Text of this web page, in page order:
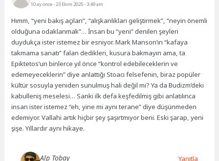
10 ay önce- 23 Ekim 2025 - 3:49 am
Hımm, “yeni bakış açıları”, “alışkanlıkları geliştirmek”, “neyin önemli
olduğuna odaklanmak”… İnsan bu “yeni” denilen şeyleri
duydukça ister istemez bir esniyor. Mark Manson’ın “kafaya
takmama sanatı” falan dedikleri, kusura bakmayın ama, ta
Epiktetos’un binlerce yıl önce “kontrol edebileceklerin ve
edemeyeceklerin” diye anlattığı Stoacı felsefenin, biraz popüler
kültür sosuyla yeniden sunulmuş hali değil mi? Ya da Budizm’deki
kabulleniş meselesi… Sanki ilk defa keşfedilmiş gibi anlatılınca
insan ister istemez “eh, yine mi aynı terane” diye düşünmeden
edemiyor. Vallahi artık hiçbir şey şaşırtmıyor beni. Eski şarap, yeni
şişe. Yıllardır aynı hikaye.
Alp Tobay Yanıtla